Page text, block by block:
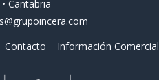
Cantabria
Contacto Información Comercial